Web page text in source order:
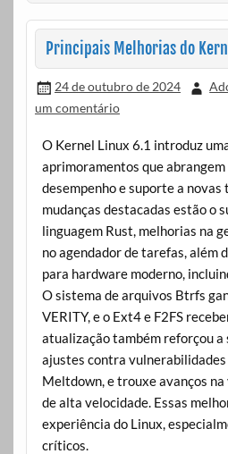
Principais Melhorias do
24 de outubro de 2024
um comentário
O Kernel Linux 6.1 introduz
aprimoramentos que abrangem
desempenho e suporte a novas
mudanças destacadas estão o
linguagem Rust, melhorias na
no agendador de tarefas, além
para hardware moderno,
O sistema de arquivos Btrfs
VERITY, e o Ext4 e F2FS
atualização também reforçou a
ajustes contra vulnerabilidades
Meltdown, e trouxe avanços
de alta velocidade. Essas
experiência do Linux,
críticos.